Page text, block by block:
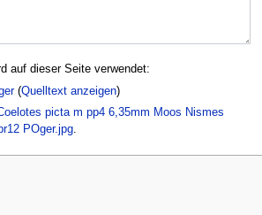
auf dieser Seite verwendet:
(Quelltext anzeigen)
picta m pp4 6,35mm Moos Nismes
POger.jpg.